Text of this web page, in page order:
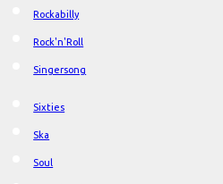
Rockabilly
Rock'n'Roll
Singersong
Sixties
Ska
Soul